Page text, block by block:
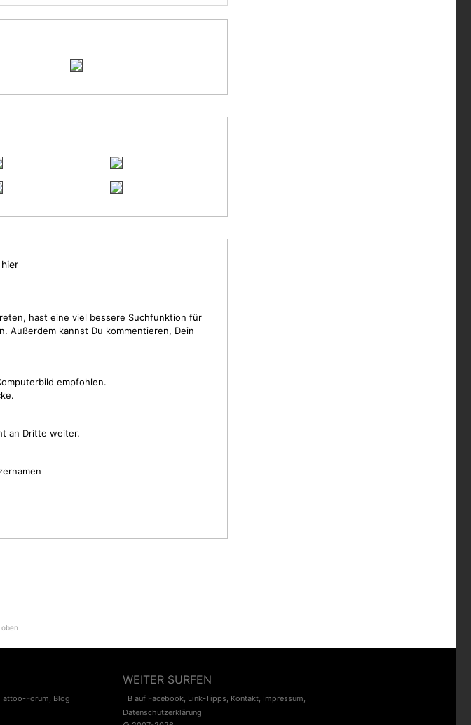
hast eine viel bessere Suchfunktion für
Außerdem kannst Du kommentieren, Dein
empfohlen.
an Dritte weiter.
Forum, Blog
WEITER SURFEN
TB auf Facebook, Link-Tipps, Kontakt, Impressum,
Datenschutzerklärung